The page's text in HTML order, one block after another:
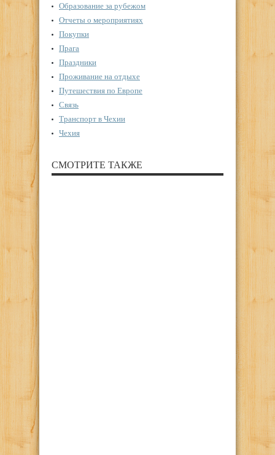
Образование за рубежом
Отчеты о мероприятиях
Покупки
Прага
Праздники
Проживание на отдыхе
Путешествия по Европе
Связь
Транспорт в Чехии
Чехия
СМОТРИТЕ ТАКЖЕ